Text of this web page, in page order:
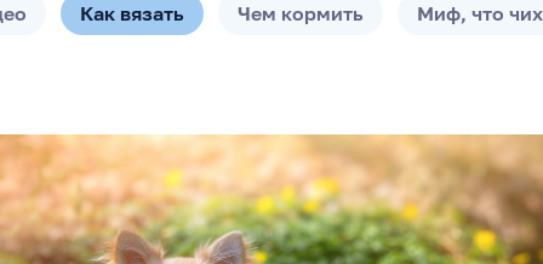
Как вязать Чем кормить Миф, что